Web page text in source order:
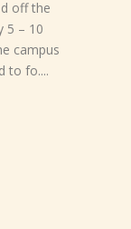
off the
5 – 10
campus
to fo....